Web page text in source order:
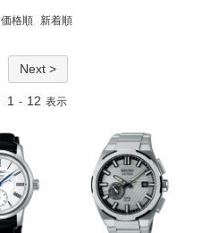
価格順 新着順
Next >
1 - 12 表示